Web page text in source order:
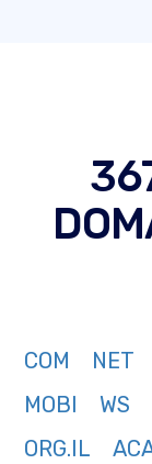
COM NET
MOBI
WS
ORG.IL